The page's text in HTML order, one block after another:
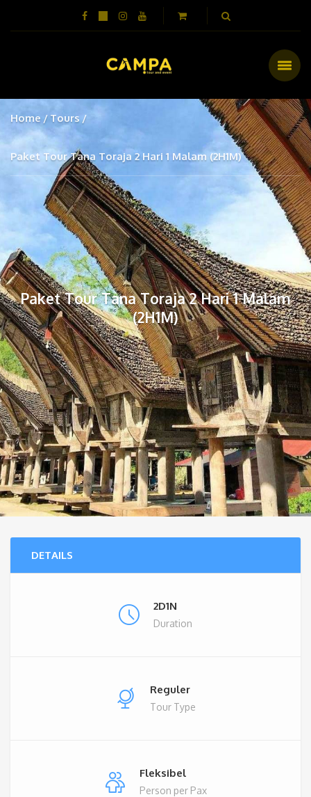
Home Tours
Paket Tour Tana Toraja 2 Hari 1 Malam (2H1M)
Paket Tour Tana Toraja 2 Hari 1 Malam
(2H1M)
DETAILS
2D1N
Duration
Reguler
Tour Type
Fleksibel
Person per Pax